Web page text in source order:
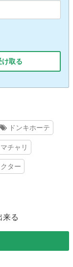
取る
ドンキホーテ
チャリ
ター
来る